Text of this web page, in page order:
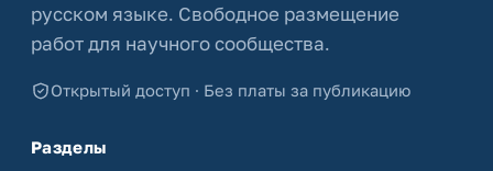
русском языке. Свободное размещение
работ для научного сообщества.
Открытый доступ · Без платы за публикацию
Разделы